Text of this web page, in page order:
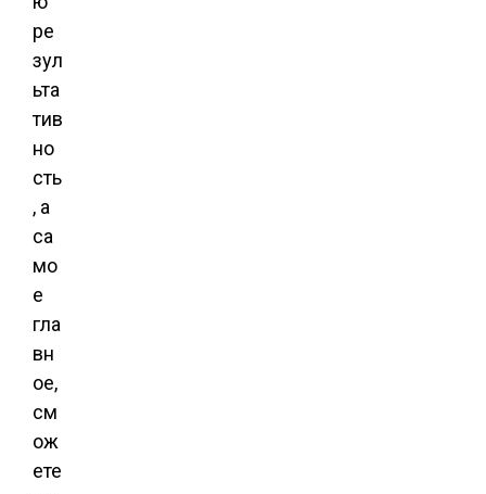
ре
зул
ьта
тив
но
сть
, а
са
мо
е
гла
вн
ое,
см
ож
ете